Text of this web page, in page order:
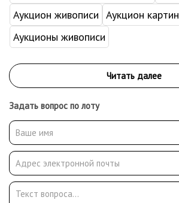
Аукцион живописи Аукцион картин
Аукционы живописи
Задать вопрос по лоту